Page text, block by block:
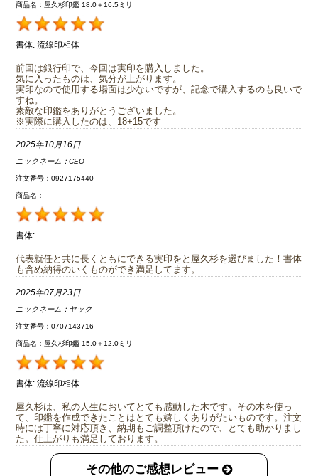
商品名：屋久杉印鑑 18.0＋16.5ミリ
書体: 流線印相体
前回は銀行印で、今回は実印を購入しました。
気に入ったものは、気分が上がります。
実印なので使用する場面は少ないですが、記念で購入するのも良いで
すね。
素敵な印鑑をありがとうございました。
※実際に購入したのは、18+15です
2025年10月16日
ニックネーム：CEO
注文番号：0927175440
商品名：
書体:
代表就任と共に長くともにできる実印をと屋久杉を選びました！書体
も含め納得のいくものができ満足してます。
2025年07月23日
ニックネーム： ヤック
注文番号：0707143716
商品名：屋久杉印鑑 15.0＋12.0ミリ
書体: 流線印相体
屋久杉は、私の人生においてとても感動した木です。その木を使っ
て、印鑑を作成できたことはとても嬉しくありがたいものです。注文
時には丁寧に対応頂き、納期もご調整頂けたので、とても助かりまし
た。仕上がりも満足しております。
その他のご感想レビュー